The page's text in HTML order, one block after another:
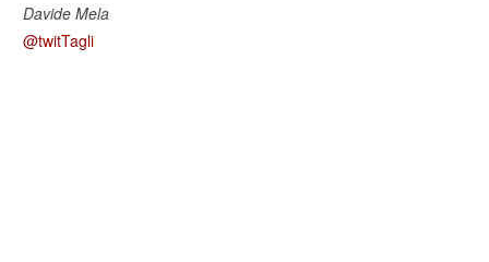
Davide Mela
@twitTagli